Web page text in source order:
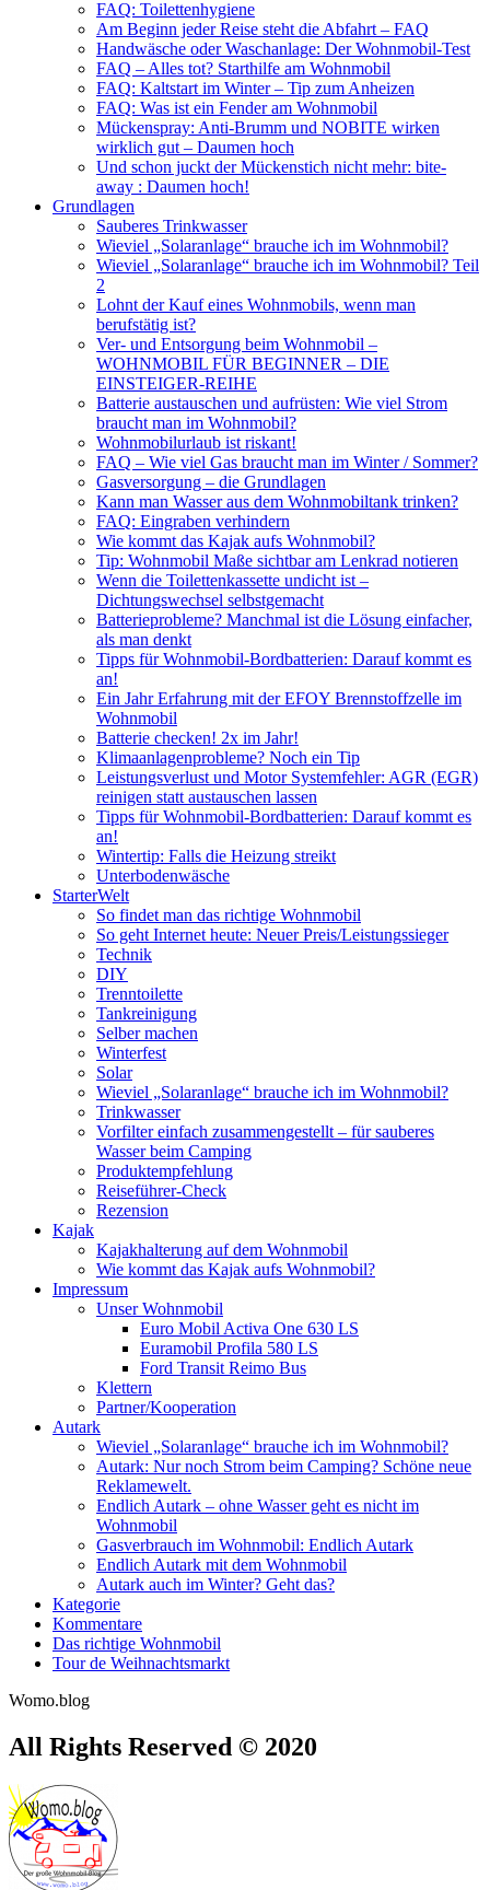
FAQ: Toilettenhygiene
Am Beginn jeder Reise steht die Abfahrt – FAQ
Handwäsche oder Waschanlage: Der Wohnmobil-Test
FAQ – Alles tot? Starthilfe am Wohnmobil
FAQ: Kaltstart im Winter – Tip zum Anheizen
FAQ: Was ist ein Fender am Wohnmobil
Mückenspray: Anti-Brumm und NOBITE wirken
wirklich gut – Daumen hoch
Und schon juckt der Mückenstich nicht mehr: bite-
away : Daumen hoch!
Grundlagen
Sauberes Trinkwasser
Wieviel „Solaranlage“ brauche ich im Wohnmobil?
Wieviel „Solaranlage“ brauche ich im Wohnmobil? Teil
2
Lohnt der Kauf eines Wohnmobils, wenn man
berufstätig ist?
Ver- und Entsorgung beim Wohnmobil –
WOHNMOBIL FÜR BEGINNER – DIE
EINSTEIGER-REIHE
Batterie austauschen und aufrüsten: Wie viel Strom
braucht man im Wohnmobil?
Wohnmobilurlaub ist riskant!
FAQ – Wie viel Gas braucht man im Winter / Sommer?
Gasversorgung – die Grundlagen
Kann man Wasser aus dem Wohnmobiltank trinken?
FAQ: Eingraben verhindern
Wie kommt das Kajak aufs Wohnmobil?
Tip: Wohnmobil Maße sichtbar am Lenkrad notieren
Wenn die Toilettenkassette undicht ist –
Dichtungswechsel selbstgemacht
Batterieprobleme? Manchmal ist die Lösung einfacher,
als man denkt
Tipps für Wohnmobil-Bordbatterien: Darauf kommt es
an!
Ein Jahr Erfahrung mit der EFOY Brennstoffzelle im
Wohnmobil
Batterie checken! 2x im Jahr!
Klimaanlagenprobleme? Noch ein Tip
Leistungsverlust und Motor Systemfehler: AGR (EGR)
reinigen statt austauschen lassen
Tipps für Wohnmobil-Bordbatterien: Darauf kommt es
an!
Wintertip: Falls die Heizung streikt
Unterbodenwäsche
StarterWelt
So findet man das richtige Wohnmobil
So geht Internet heute: Neuer Preis/Leistungssieger
Technik
DIY
Trenntoilette
Tankreinigung
Selber machen
Winterfest
Solar
Wieviel „Solaranlage“ brauche ich im Wohnmobil?
Trinkwasser
Vorfilter einfach zusammengestellt – für sauberes
Wasser beim Camping
Produktempfehlung
Reiseführer-Check
Rezension
Kajak
Kajakhalterung auf dem Wohnmobil
Wie kommt das Kajak aufs Wohnmobil?
Impressum
Unser Wohnmobil
Euro Mobil Activa One 630 LS
Euramobil Profila 580 LS
Ford Transit Reimo Bus
Klettern
Partner/Kooperation
Autark
Wieviel „Solaranlage“ brauche ich im Wohnmobil?
Autark: Nur noch Strom beim Camping? Schöne neue
Reklamewelt.
Endlich Autark – ohne Wasser geht es nicht im
Wohnmobil
Gasverbrauch im Wohnmobil: Endlich Autark
Endlich Autark mit dem Wohnmobil
Autark auch im Winter? Geht das?
Kategorie
Kommentare
Das richtige Wohnmobil
Tour de Weihnachtsmarkt
Womo.blog
All Rights Reserved © 2020